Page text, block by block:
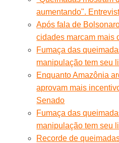
aumentando".
Após fala de
cidades marcam mais
Fumaça das
manipulação tem seu
Enquanto Amazônia
aprovam mais
Senado
Fumaça das
manipulação tem seu
Recorde de